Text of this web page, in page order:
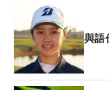
金を無くした。
なく、トータル
トを最高の形で
「順位はあまり
與語